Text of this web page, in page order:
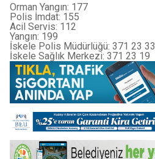
Orman Yangın: 177
Polis İmdat: 155
Acil Servis: 112
Yangın: 199
İskele Polis Müdürlüğü: 371 23 33
İskele Sağlık Merkezi: 371 23 19